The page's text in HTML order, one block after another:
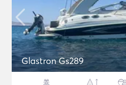
Glastron Gs289